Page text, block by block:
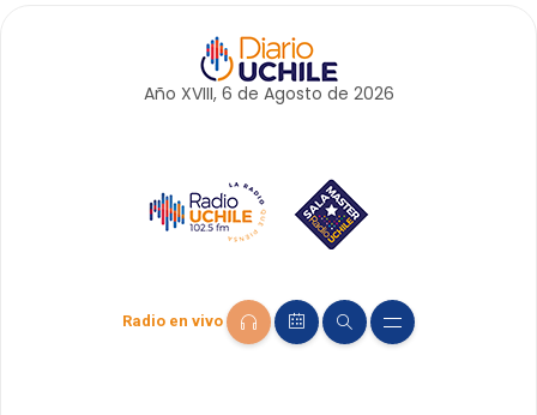
Año XVIII, 6 de Agosto de 2026
Radio en vivo